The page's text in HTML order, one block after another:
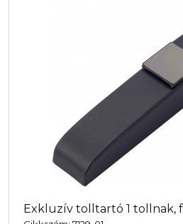
Exkluzív tolltartó 1 tollnak,